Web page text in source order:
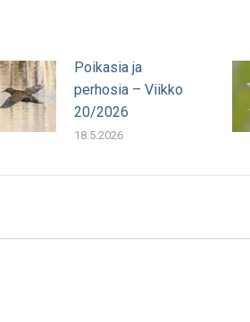
Poikasia ja
perhosia – Viikko
20/2026
18.5.2026